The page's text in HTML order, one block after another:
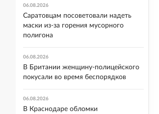
06.08.2026
Саратовцам посоветовали надеть
маски из-за горения мусорного
полигона
06.08.2026
В Британии женщину-полицейского
покусали во время беспорядков
06.08.2026
В Краснодаре обломки